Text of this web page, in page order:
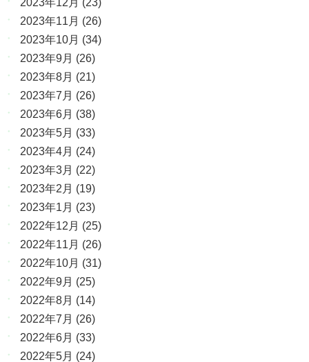
2023年11月 (26)
2023年10月 (34)
2023年9月 (26)
2023年8月 (21)
2023年7月 (26)
2023年6月 (38)
2023年5月 (33)
2023年4月 (24)
2023年3月 (22)
2023年2月 (19)
2023年1月 (23)
2022年12月 (25)
2022年11月 (26)
2022年10月 (31)
2022年9月 (25)
2022年8月 (14)
2022年7月 (26)
2022年6月 (33)
2022年5月 (24)